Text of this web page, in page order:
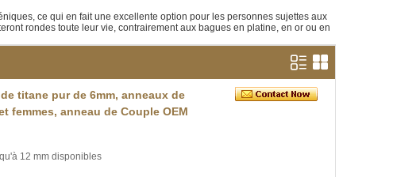
ce qui en fait une excellente option pour les personnes sujettes aux
rondes toute leur vie, contrairement aux bagues en platine, en or ou en
titane pur de 6mm, anneaux de
femmes, anneau de Couple OEM
12 mm disponibles